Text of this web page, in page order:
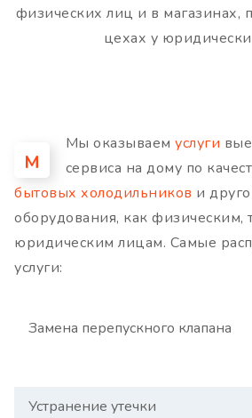
физических лиц и в магазинах,
цехах у
М
Мы оказываемуслуги
сервиса на дому по
бытовых холодильников и
оборудования, как физическим,
юридическим лицам. Самые
услуги:
Замена перепускного клапана
Устранение утечки